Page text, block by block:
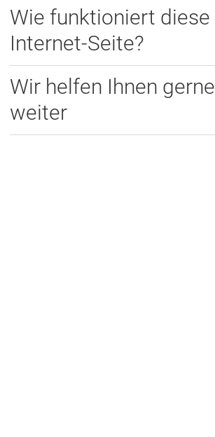
Wie funktioniert diese
Internet-Seite?
Wir helfen Ihnen gerne
weiter